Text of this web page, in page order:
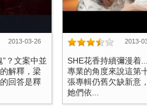
2013-03-26
”？文案中並
解釋，梁
回答是釋
2013-
SHE花香持續彌漫着
專業的角度來說這第
張專輯仍舊欠缺新意
她們依...